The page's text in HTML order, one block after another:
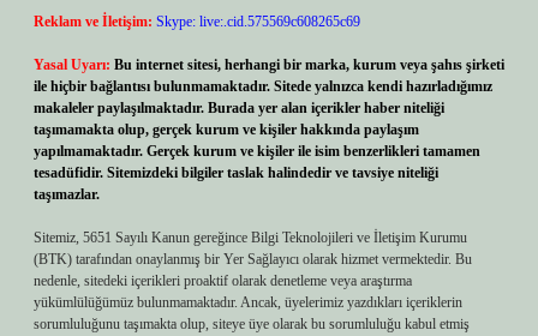
Reklam ve İletişim: Skype: live:.cid.575569c608265c69
Yasal Uyarı: Bu internet sitesi, herhangi bir marka, kurum veya şahıs şirketi
ile hiçbir bağlantısı bulunmamaktadır. Sitede yalnızca kendi hazırladığımız
makaleler paylaşılmaktadır. Burada yer alan içerikler haber niteliği
taşımamakta olup, gerçek kurum ve kişiler hakkında paylaşım
yapılmamaktadır. Gerçek kurum ve kişiler ile isim benzerlikleri tamamen
tesadüfidir. Sitemizdeki bilgiler taslak halindedir ve tavsiye niteliği
taşımazlar.
Sitemiz, 5651 Sayılı Kanun gereğince Bilgi Teknolojileri ve İletişim Kurumu
(BTK) tarafından onaylanmış bir Yer Sağlayıcı olarak hizmet vermektedir. Bu
nedenle, sitedeki içerikleri proaktif olarak denetleme veya araştırma
yükümlülüğümüz bulunmamaktadır. Ancak, üyelerimiz yazdıkları içeriklerin
sorumluluğunu taşımakta olup, siteye üye olarak bu sorumluluğu kabul etmiş